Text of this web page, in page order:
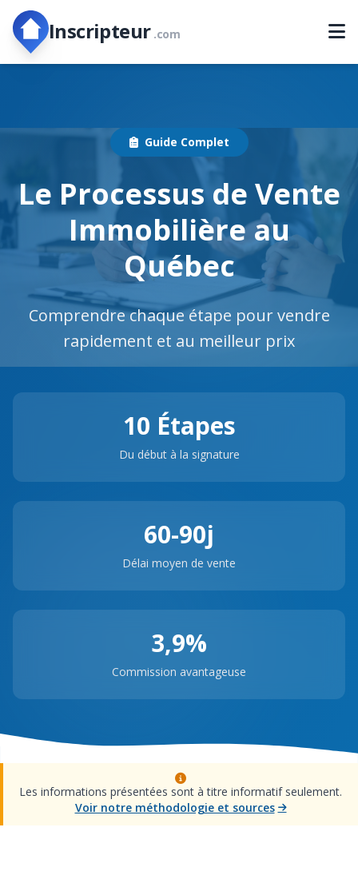
Inscripteur .com
Guide Complet
Le Processus de Vente
Immobilière au
Québec
Comprendre chaque étape pour vendre
rapidement et au meilleur prix
10 Étapes
Du début à la signature
60-90j
Délai moyen de vente
3,9%
Commission avantageuse
Les informations présentées sont à titre informatif seulement.
Voir notre méthodologie et sources